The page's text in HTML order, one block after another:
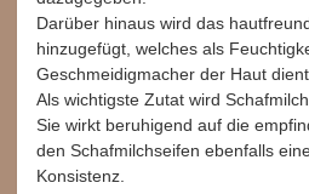
Darüber hinaus wird das
hinzugefügt, welches als
Geschmeidigmacher der Haut dient.
Als wichtigste Zutat wird
Sie wirkt beruhigend auf die
den Schafmilchseifen ebenfalls
Konsistenz.